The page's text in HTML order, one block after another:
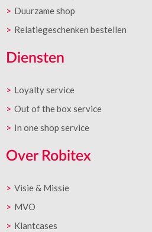
Duurzame shop
Relatiegeschenken bestellen
Diensten
Loyalty service
Out of the box service
In one shop service
Over Robitex
Visie & Missie
MVO
Klantcases